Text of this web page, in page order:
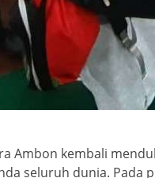
Ambon kembali
seluruh dunia. Pada